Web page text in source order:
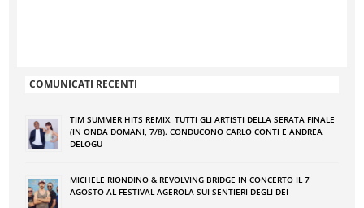
COMUNICATI RECENTI
TIM SUMMER HITS REMIX, TUTTI GLI ARTISTI DELLA SERATA FINALE
(IN ONDA DOMANI, 7/8). CONDUCONO CARLO CONTI E ANDREA
DELOGU
MICHELE RIONDINO & REVOLVING BRIDGE IN CONCERTO IL 7
AGOSTO AL FESTIVAL AGEROLA SUI SENTIERI DEGLI DEI